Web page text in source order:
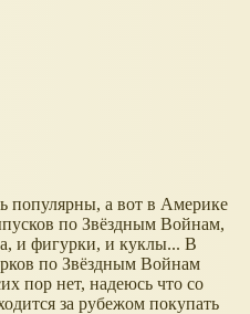
популярны, а вот в Америке
по Звёздным Войнам,
и фигурки, и куклы... В
по Звёздным Войнам
пор нет, надеюсь что со
за рубежом покупать